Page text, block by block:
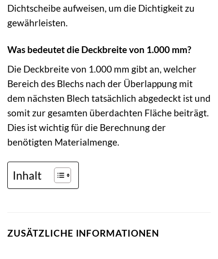
Dichtscheibe aufweisen, um die Dichtigkeit zu
gewährleisten.
Was bedeutet die Deckbreite von 1.000 mm?
Die Deckbreite von 1.000 mm gibt an, welcher
Bereich des Blechs nach der Überlappung mit
dem nächsten Blech tatsächlich abgedeckt ist und
somit zur gesamten überdachten Fläche beiträgt.
Dies ist wichtig für die Berechnung der
benötigten Materialmenge.
Inhalt
ZUSÄTZLICHE INFORMATIONEN